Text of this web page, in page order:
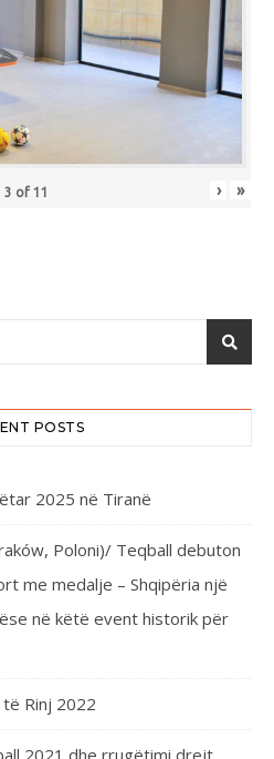
3 of 11 › »
POSTS
2025 në Tiranë
Poloni)/ Teqball debuton
me medalje – Shqipëria një
në këtë event historik për
Rinj 2022
2021 dhe rrugëtimi drejt